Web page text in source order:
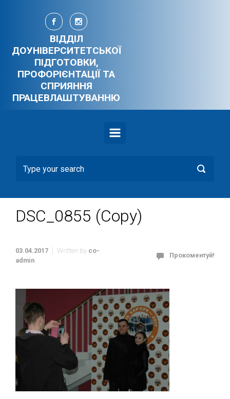
Skip to main content
ВІДДІЛ
ДОУНІВЕРСИТЕТСЬКОЇ
ПІДГОТОВКИ,
ПРОФОРІЄНТАЦІЇ ТА
СПРИЯННЯ
ПРАЦЕВЛАШТУВАННЮ
DSC_0855 (Copy)
03.04.2017 Written by co-
admin
Прокоментуй!